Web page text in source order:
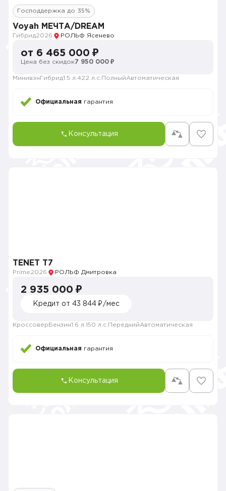
Господдержка до 35%
Voyah МЕЧТА/DREAM
Гибрид2026 РОЛЬФ Ясенево
от 6 465 000 ₽
Цена без скидок7 950 000 ₽
Минивэн Гибрид1.5 л. 422 л.с. ПолныйАвтоматическая
Официальная гарантия
Консультация
TENET T7
Prime2026 РОЛЬФ Дмитровка
2 935 000 ₽
Кредит от 43 844 ₽/мес
Кроссовер Бензин1.6 л. 150 л.с. ПереднийАвтоматическая
Официальная гарантия
Консультация